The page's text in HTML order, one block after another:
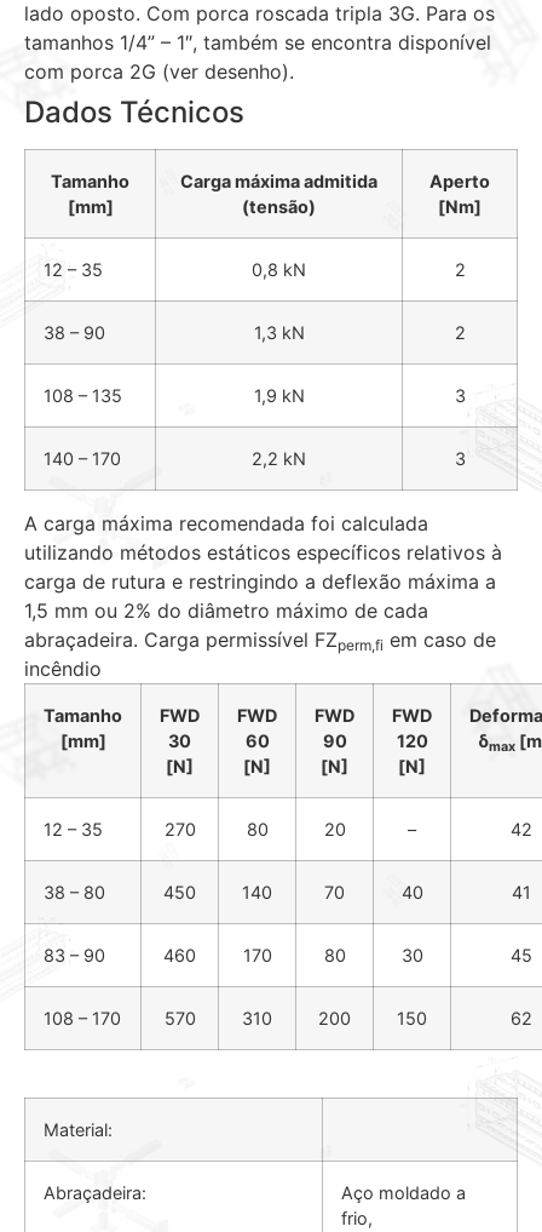
lado oposto. Com porca roscada tripla 3G. Para os
tamanhos 1/4” – 1″, também se encontra disponível
com porca 2G (ver desenho).
Dados Técnicos
Tamanho
[mm]
Carga máxima admitida
(tensão)
Aperto
[Nm]
12 – 35 0,8 kN 2
38 – 90 1,3 kN 2
108 – 135 1,9 kN 3
140 – 170 2,2 kN 3
A carga máxima recomendada foi calculada
utilizando métodos estáticos específicos relativos à
carga de rutura e restringindo a deflexão máxima a
1,5 mm ou 2% do diâmetro máximo de cada
abraçadeira. Carga permissível FZperm,fi em caso de
incêndio
Tamanho
[mm]
FWD
30
[N]
FWD
60
[N]
FWD
90
[N]
FWD
120
[N]
δmax
12 – 35 270 80 20 – 42
38 – 80 450 140 70 40 41
83 – 90 460 170 80 30 45
108 – 170 570 310 200 150 62
Material:
Abraçadeira:
Aço moldado a
frio,